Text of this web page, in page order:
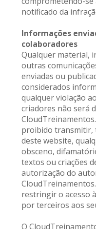
notificado da
Informações
colaboradores
Qualquer material,
outras
enviadas ou
considerados
qualquer violação
criadores não será
proibido transmitir,
deste website,
obsceno,
textos ou criações
autorização do
restringir o acesso
por terceiros aos
O